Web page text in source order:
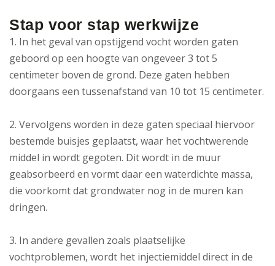
Stap voor stap werkwijze
1. In het geval van opstijgend vocht worden gaten
geboord op een hoogte van ongeveer 3 tot 5
centimeter boven de grond. Deze gaten hebben
doorgaans een tussenafstand van 10 tot 15 centimeter.
2. Vervolgens worden in deze gaten speciaal hiervoor
bestemde buisjes geplaatst, waar het vochtwerende
middel in wordt gegoten. Dit wordt in de muur
geabsorbeerd en vormt daar een waterdichte massa,
die voorkomt dat grondwater nog in de muren kan
dringen.
3. In andere gevallen zoals plaatselijke
vochtproblemen, wordt het injectiemiddel direct in de